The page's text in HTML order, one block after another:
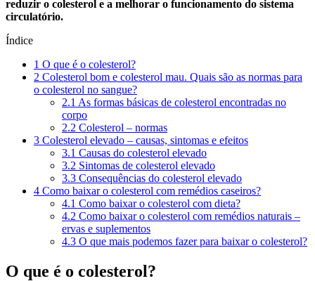
reduzir o colesterol e a melhorar o funcionamento do sistema
circulatório.
Índice
1 O que é o colesterol?
2 Colesterol bom e colesterol mau. Quais são as normas para
o colesterol no sangue?
2.1 As formas básicas de colesterol encontradas no
corpo
2.2 Colesterol – normas
3 Colesterol elevado – causas, sintomas e efeitos
3.1 Causas do colesterol elevado
3.2 Sintomas de colesterol elevado
3.3 Consequências do colesterol elevado
4 Como baixar o colesterol com remédios caseiros?
4.1 Como baixar o colesterol com dieta?
4.2 Como baixar o colesterol com remédios naturais –
ervas e suplementos
4.3 O que mais podemos fazer para baixar o colesterol?
O que é o colesterol?